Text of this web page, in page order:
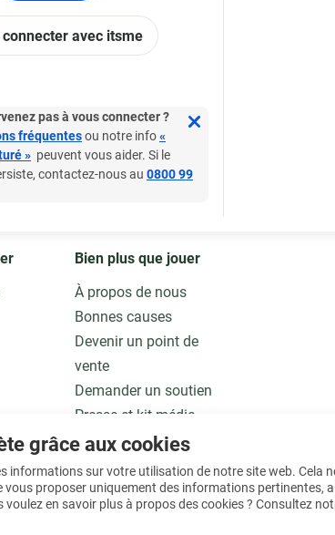
grâce aux cookies
informations sur votre utilisation de notre site web. Cela
vous proposer uniquement des informations pertinentes,
en savoir plus à propos des cookies ? Consultez
Bien plus que jouer
À propos de nous
Bonnes causes
Devenir un point de
vente
Demander un soutien
Presse et kit média
Notre modèle
Jobs
En savoir plus
connecter avec itsme
pas à vous connecter ?
fréquentesou notre info«
» peuvent vous aider. Si le
contactez-nous au 0800 99